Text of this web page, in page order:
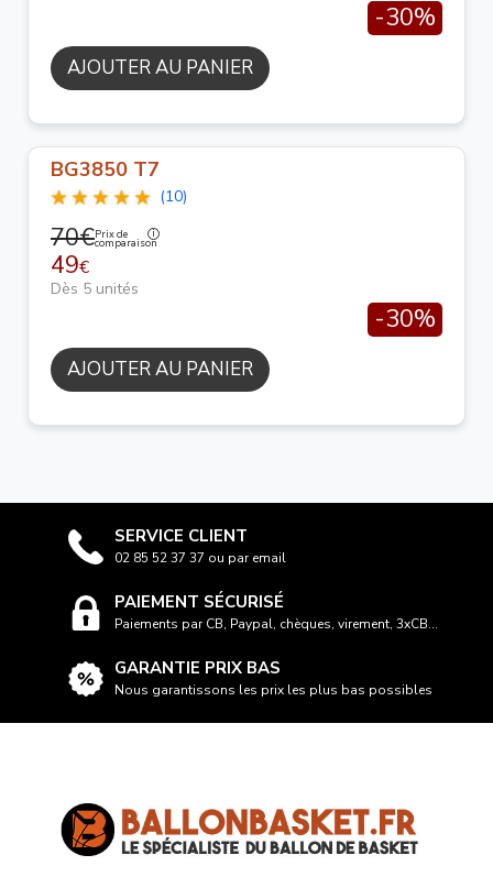
-30%
AJOUTER AU PANIER
BG3850 T7
(10)
70€Prix de
comparaison
49€
Dès 5 unités
-30%
AJOUTER AU PANIER
SERVICE CLIENT
02 85 52 37 37 ou par email
PAIEMENT SÉCURISÉ
Paiements par CB, Paypal, chèques, virement, 3xCB...
GARANTIE PRIX BAS
Nous garantissons les prix les plus bas possibles